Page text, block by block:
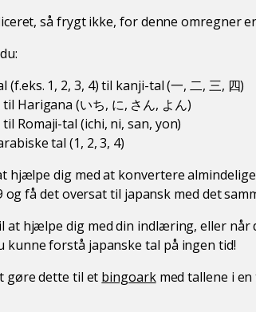
så frygt ikke, for denne omregner
1, 2, 3, 4) til kanji-tal (一, 二, 三, 四)
Harigana (いち, に, さん, よん)
Romaji-tal (ichi, ni, san, yon)
tal (1, 2, 3, 4)
hjælpe dig med at konvertere
og få det oversat til japansk med det
at hjælpe dig med din indlæring, eller
kunne forstå japanske tal på ingen tid!
gøre dette til et bingoarkmed tallene i